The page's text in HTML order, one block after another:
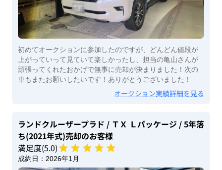
初めてオークションに参加したのですが、どんどん値段が
上がっていって見ていて楽しかったし、担当の亀山さんが
頑張ってくれたおかげで無事に売却が決まりました！次の
車もまたお願いしたいです！ありがとうございました！
オークション実績詳細を見る
ランドクルーザープラド / ＴＸ Ｌパッケージ / 5年落
ち(2021年式)売却のお客様
満足度(5.0)
成約日： 2026年1月